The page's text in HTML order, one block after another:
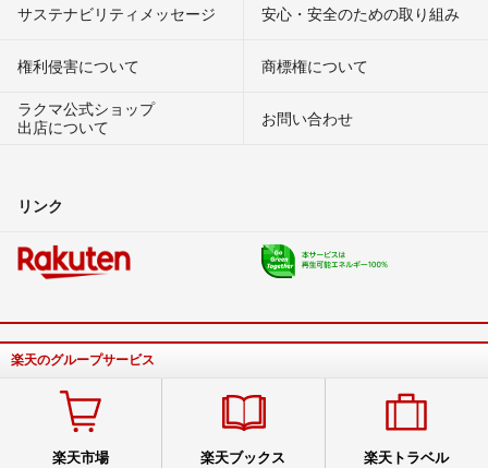
サステナビリティメッセージ 安心・安全のための取り組み
権利侵害について
商標権について
ラクマ公式ショップ
出店について
お問い合わせ
リンク
楽天のグループサービス
楽天市場 楽天ブックス 楽天トラベル